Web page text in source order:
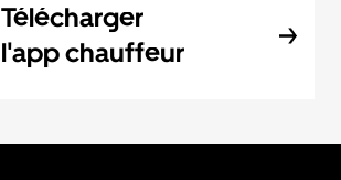
Télécharger
l'app chauffeur